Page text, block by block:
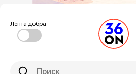
Лента добра